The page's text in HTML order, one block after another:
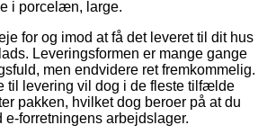
i porcelæn, large.
for og imod at få det leveret til dit hus
Leveringsformen er mange gange
men endvidere ret fremkommelig.
til levering vil dog i de fleste tilfælde
pakken, hvilket dog beroer på at du
e-forretningens arbejdslager.